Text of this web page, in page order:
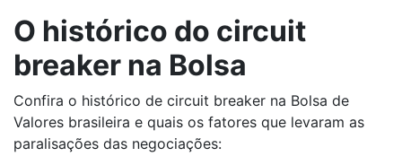
O histórico do circuit
breaker na Bolsa
Confira o histórico de circuit breaker na Bolsa de
Valores brasileira e quais os fatores que levaram as
paralisações das negociações: